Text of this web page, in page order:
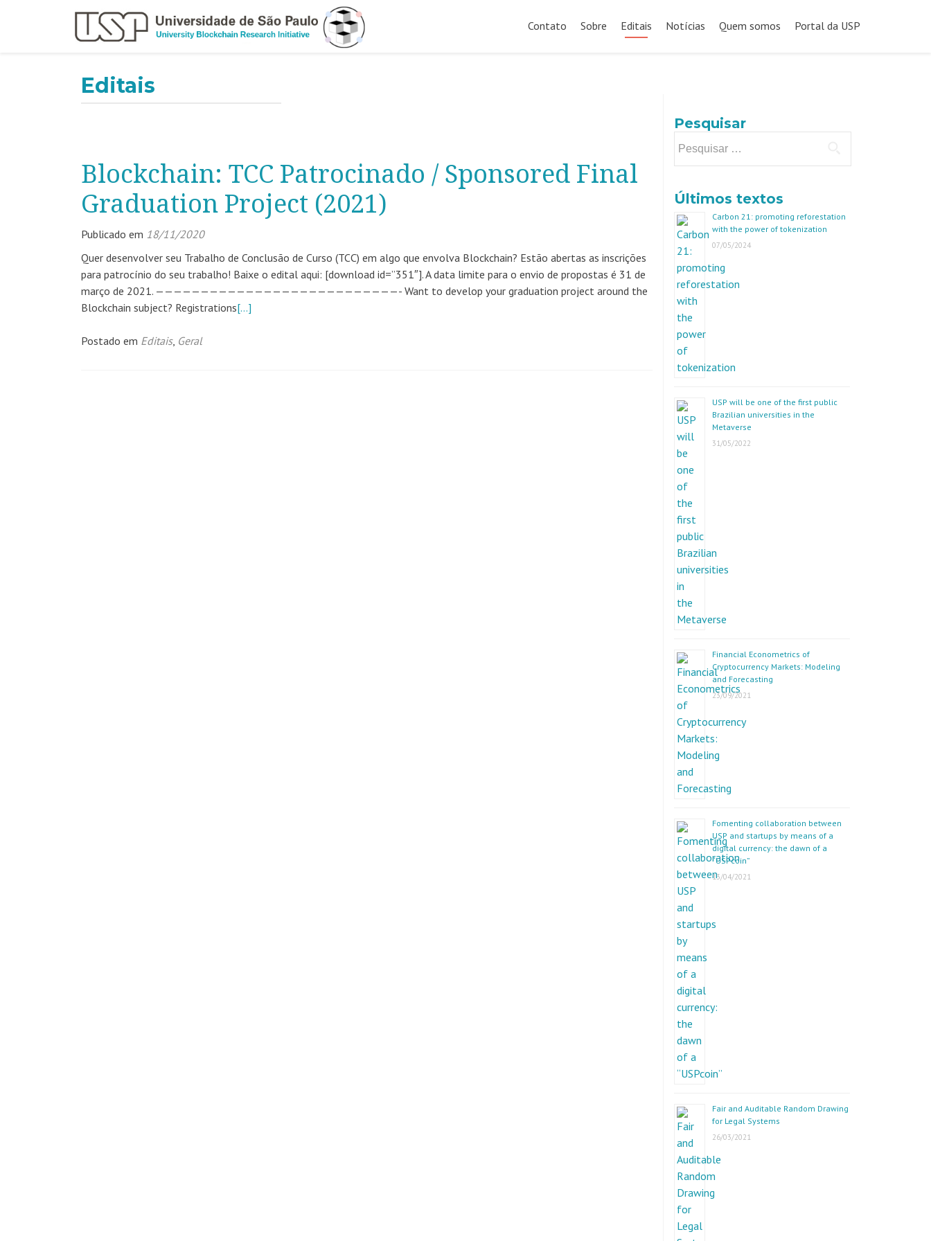
para
Contato Sobre Editais Notícias Quem somos Portal da USP
Editais
Blockchain: TCC Patrocinado / Sponsored Final
Graduation Project (2021)
Publicado em 18/11/2020
Quer desenvolver seu Trabalho de Conclusão de Curso (TCC) em algo que envolva Blockchain? Estão abertas as inscrições
para patrocínio do seu trabalho! Baixe o edital aqui: [download id=”351″]. A data limite para o envio de propostas é 31 de
março de 2021. ———————————————————————————- Want to develop your graduation project around the
Blockchain subject? Registrations[…]
Postado em Editais, Geral
Pesquisar
por:
Últimos textos
Carbon 21: promoting reforestation
with the power of tokenization
07/05/2024
USP will be one of the first public
Brazilian universities in the
Metaverse
31/05/2022
Financial Econometrics of
Cryptocurrency Markets: Modeling
and Forecasting
23/09/2021
Fomenting collaboration between
USP and startups by means of a
digital currency: the dawn of a
“USPcoin”
13/04/2021
Fair and Auditable Random Drawing
for Legal Systems
26/03/2021